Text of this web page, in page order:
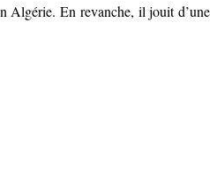
Algérie. En revanche, il jouit d’une